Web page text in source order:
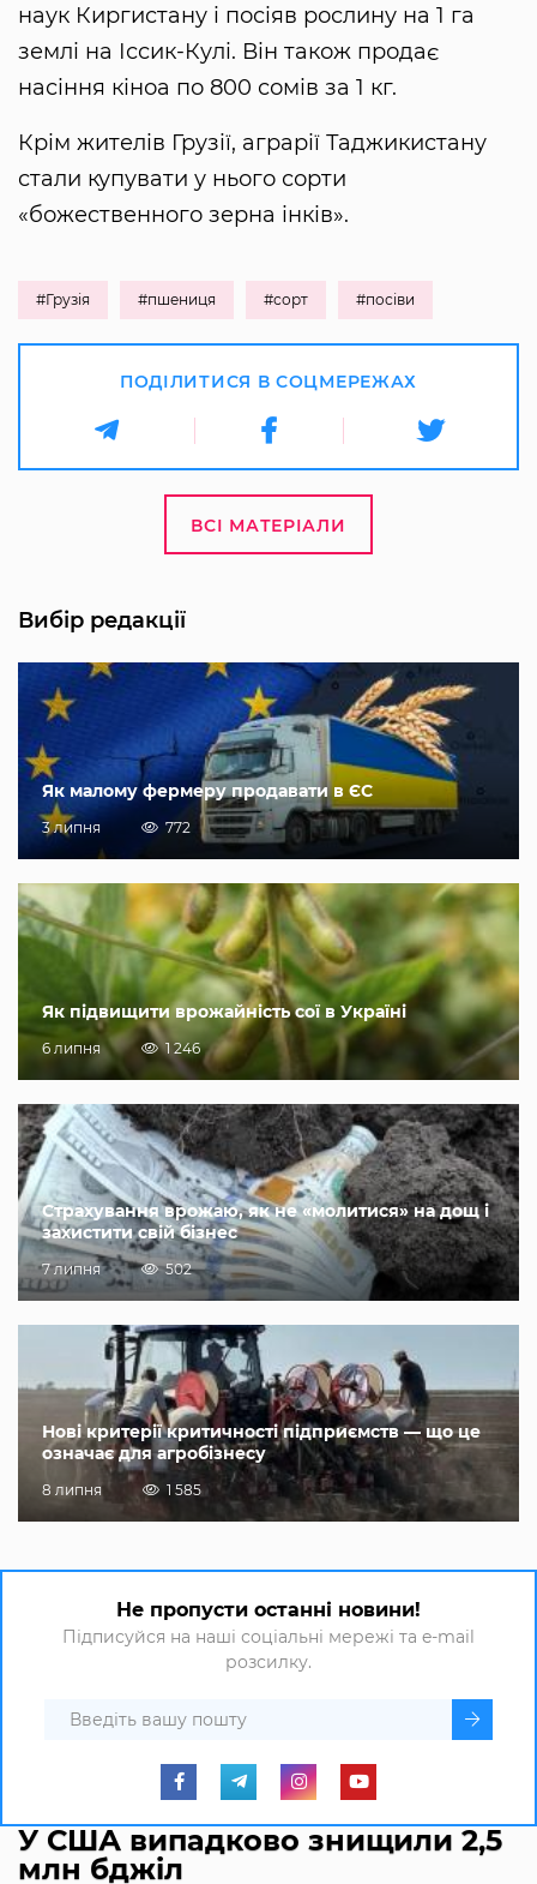
наук Киргистану і посіяв рослину на 1 га
землі на Іссик-Кулі. Він також продає
насіння кіноа по 800 сомів за 1 кг.
Крім жителів Грузії, аграрії Таджикистану
стали купувати у нього сорти
«божественного зерна інків».
#Грузія #пшениця #сорт #посіви
ПОДІЛИТИСЯ В СОЦМЕРЕЖАХ
ВСІ МАТЕРІАЛИ
Вибір редакції
Як малому фермеру продавати в ЄС
3 липня 772
Як підвищити врожайність сої в Україні
6 липня 1 246
Страхування врожаю, як не «молитися» на дощ і
захистити свій бізнес
7 липня 502
Нові критерії критичності підприємств — що це
означає для агробізнесу
8 липня 1 585
Не пропусти останні новини!
Підписуйся на наші соціальні мережі та e-mail
розсилку.
У США випадково знищили 2,5
млн бджіл